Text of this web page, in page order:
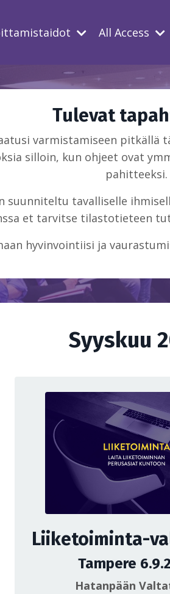
All Access
Tulevat
varmistamiseen pitkällä
silloin, kun ohjeet ovat
pahitteeksi.
suunniteltu tavalliselle
et tarvitse tilastotieteen
hyvinvointiisi ja
Syyskuu
Liiketoiminta-
Tampere
Hatanpään